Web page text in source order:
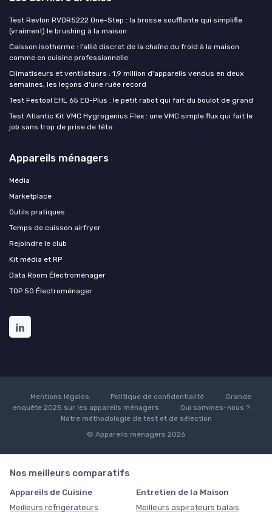
Test Revlon RVDR5222 One-Step : la brosse soufflante qui simplifie
(vraiment) le brushing à la maison
Caisson isotherme : l’allié discret de la chaîne du froid à la maison
comme en cuisine professionnelle
Climatiseurs et ventilateurs : 1,9 million d'appareils vendus en deux
semaines, les leçons d'une ruée record
Test Festool EHL 65 EQ-Plus : le petit rabot qui fait du boulot de grand
Test Atlantic Kit VMC Hygrogenius Flex : une VMC simple flux qui fait le
job sans trop de prise de tête
Appareils ménagers
Média
Marketplace
Outils pratiques
Temps de cuisson airfryer
Rejoindre le club
Kit média et RP
Data Room Électroménager
TOP 50 Électroménager
Mentions légales Politique de confidentialité
Grande
enquête 2025 sur les appareils ménagers
Qui sommes-nous ?
Notre méthodologie de test et de sélection
© Appareils ménagers 2026
Nos meilleurs comparatifs
Appareils de Cuisine
Meilleurs réfrigérateurs
Entretien de la Maison
Meilleurs aspirateurs balais